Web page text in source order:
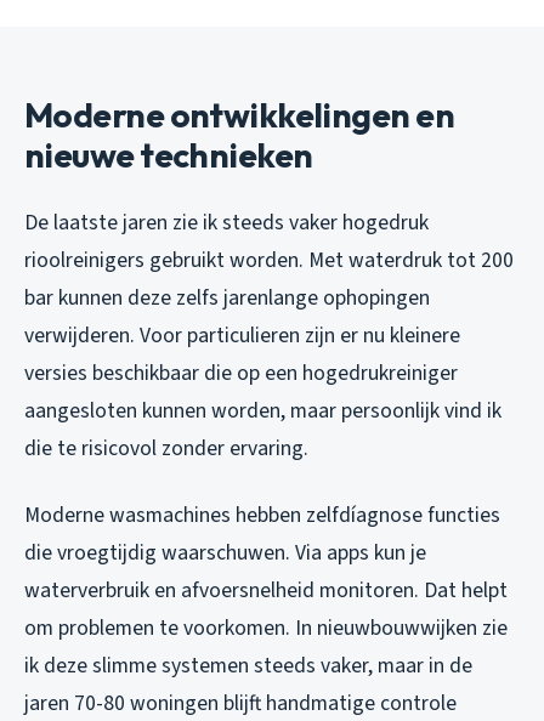
Moderne ontwikkelingen en
nieuwe technieken
De laatste jaren zie ik steeds vaker hogedruk
rioolreinigers gebruikt worden. Met waterdruk tot 200
bar kunnen deze zelfs jarenlange ophopingen
verwijderen. Voor particulieren zijn er nu kleinere
versies beschikbaar die op een hogedrukreiniger
aangesloten kunnen worden, maar persoonlijk vind ik
die te risicovol zonder ervaring.
Moderne wasmachines hebben zelfdíagnose functies
die vroegtijdig waarschuwen. Via apps kun je
waterverbruik en afvoersnelheid monitoren. Dat helpt
om problemen te voorkomen. In nieuwbouwwijken zie
ik deze slimme systemen steeds vaker, maar in de
jaren 70-80 woningen blijft handmatige controle